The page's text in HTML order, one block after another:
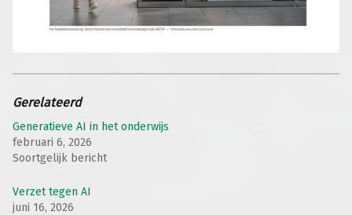
Gerelateerd
Generatieve AI in het onderwijs
februari 6, 2026
Soortgelijk bericht
Verzet tegen AI
juni 16, 2026